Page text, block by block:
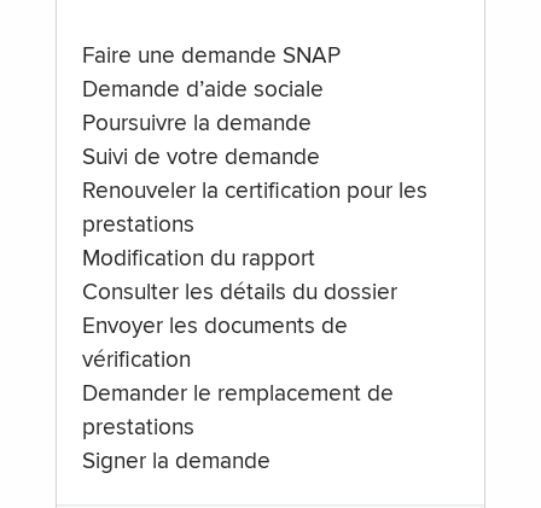
Faire une demande SNAP
Demande d’aide sociale
Poursuivre la demande
Suivi de votre demande
Renouveler la certification pour les
prestations
Modification du rapport
Consulter les détails du dossier
Envoyer les documents de
vérification
Demander le remplacement de
prestations
Signer la demande